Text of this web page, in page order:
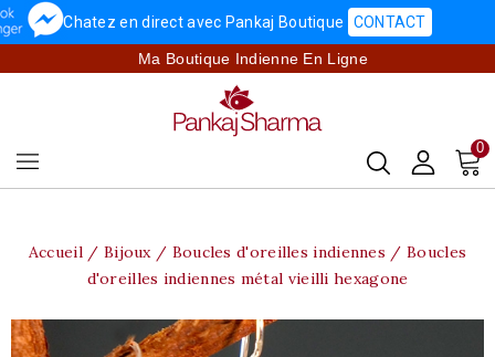
Chatez en direct avec Pankaj Boutique CONTACT
Ma Boutique Indienne En Ligne
0
Accueil Bijoux Boucles d'oreilles indiennes
Boucles
d'oreilles indiennes métal vieilli hexagone